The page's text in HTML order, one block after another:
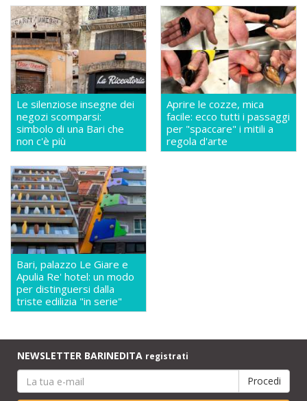
Le silenziose insegne dei
negozi scomparsi:
simbolo di una Bari che
non c'è più
Aprire le cozze, mica
facile: ecco tutti i passaggi
per "spaccare" i mitili a
regola d'arte
Bari, palazzo Le Giare e
Apulia Re' hotel: un modo
per distinguersi dalla
triste edilizia "in serie"
NEWSLETTER BARINEDITA registrati